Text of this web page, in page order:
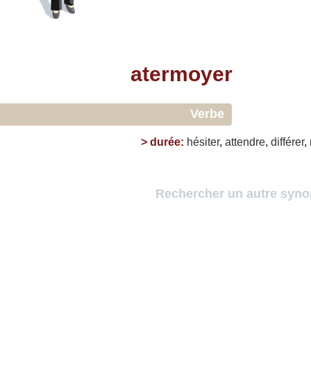
atermoyer
Verbe
> durée: hésiter, attendre, différer,
Rechercher un autre